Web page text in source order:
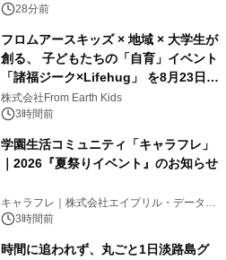
28分前
フロムアースキッズ × 地域 × 大学生が
創る、 子どもたちの「自育」イベント
「諸福ジーク×Lifehug」 を8月23日
(日)開催
株式会社From Earth Kids
3時間前
学園生活コミュニティ「キャラフレ」
｜2026『夏祭りイベント』のお知らせ
キャラフレ｜株式会社エイプリル・データ・
デザインズ
3時間前
時間に追われず、丸ごと1日淡路島グ